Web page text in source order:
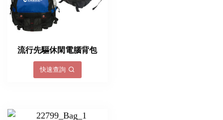
流行先驅休閑電腦背包
快速查詢